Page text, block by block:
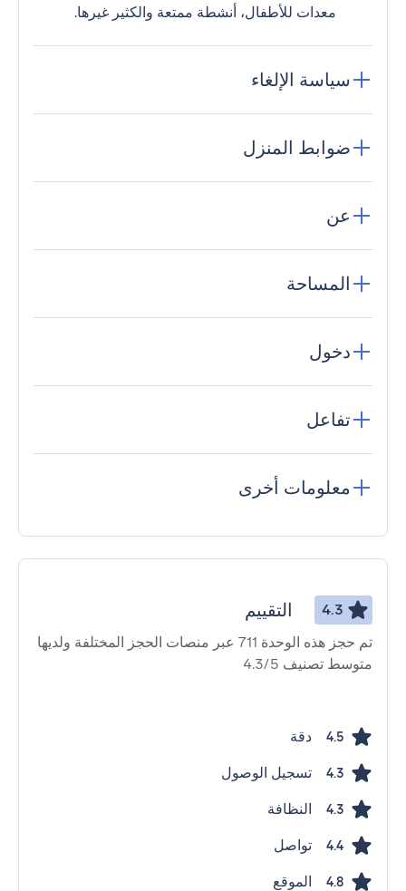
معدات للأطفال، أنشطة ممتعة والكثير غيرها.
سياسة الإلغاء
ضوابط المنزل
عن
المساحة
دخول
تفاعل
معلومات أخرى
4.3 التقييم
تم حجز هذه الوحدة 711 عبر منصات الحجز المختلفة ولديها
متوسط ​​تصنيف 4.3/5
4.5 دقة
4.3 تسجيل الوصول
4.3 النظافة
4.4 تواصل
4.8 الموقع